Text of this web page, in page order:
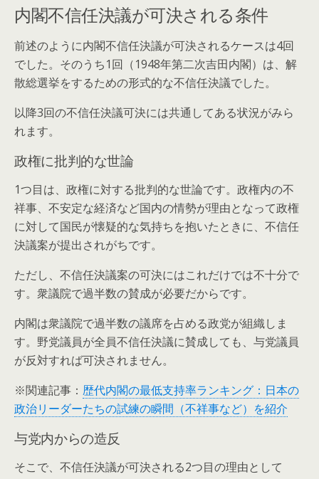
内閣不信任決議が可決される条件
前述のように内閣不信任決議が可決されるケースは4回
でした。そのうち1回（1948年第二次吉田内閣）は、解
散総選挙をするための形式的な不信任決議でした。
以降3回の不信任決議可決には共通してある状況がみら
れます。
政権に批判的な世論
1つ目は、政権に対する批判的な世論です。政権内の不
祥事、不安定な経済など国内の情勢が理由となって政権
に対して国民が懐疑的な気持ちを抱いたときに、不信任
決議案が提出されがちです。
ただし、不信任決議案の可決にはこれだけでは不十分で
す。衆議院で過半数の賛成が必要だからです。
内閣は衆議院で過半数の議席を占める政党が組織しま
す。野党議員が全員不信任決議に賛成しても、与党議員
が反対すれば可決されません。
※関連記事： 歴代内閣の最低支持率ランキング：日本の
政治リーダーたちの試練の瞬間（不祥事など）を紹介
与党内からの造反
そこで、不信任決議が可決される2つ目の理由として